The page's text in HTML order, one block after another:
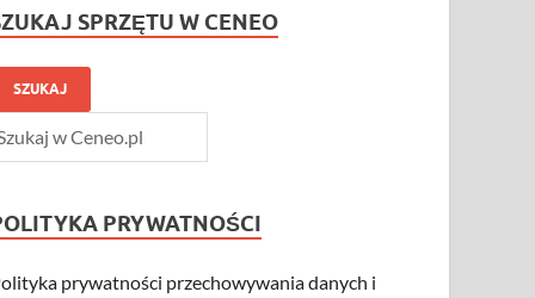
SPRZĘTU W CENEO
SZUKAJ
PRYWATNOŚCI
prywatności przechowywania danych i